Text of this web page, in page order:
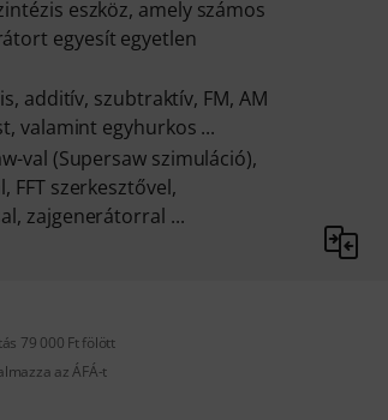
eszköz, amely számos
egyesít egyetlen
additív, szubtraktív, FM, AM
valamint egyhurkos ...
val (Supersaw szimuláció),
FFT szerkesztővel,
zajgenerátorral ...
79 000 Ft fölött
az ÁFÁ-t